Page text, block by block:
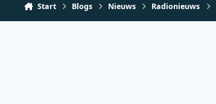
Start Blogs Nieuws Radionieuws